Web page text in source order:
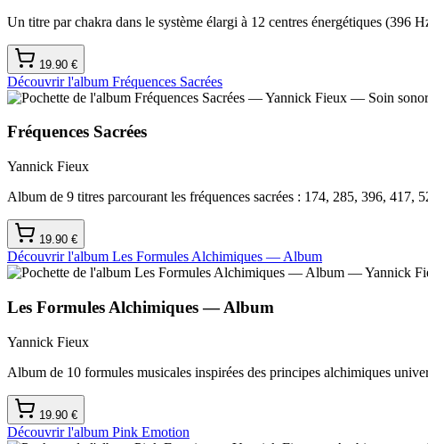
Un titre par chakra dans le système élargi à 12 centres énergétiques (396
19.90 €
Découvrir l'album Fréquences Sacrées
Fréquences Sacrées
Yannick Fieux
Album de 9 titres parcourant les fréquences sacrées : 174, 285, 396, 417,
19.90 €
Découvrir l'album Les Formules Alchimiques — Album
Les Formules Alchimiques — Album
Yannick Fieux
Album de 10 formules musicales inspirées des principes alchimiques
19.90 €
Découvrir l'album Pink Emotion